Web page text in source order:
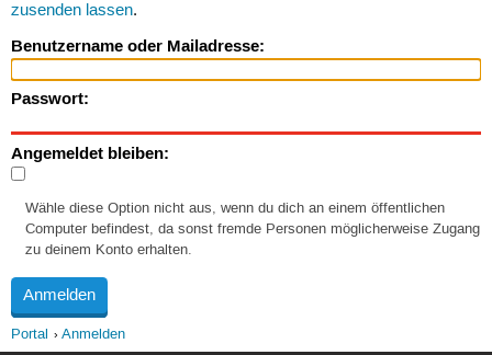
zusenden lassen.
Benutzername oder Mailadresse:
Passwort:
Angemeldet bleiben:
Wähle diese Option nicht aus, wenn du dich an einem öffentlichen
Computer befindest, da sonst fremde Personen möglicherweise Zugang
zu deinem Konto erhalten.
Portal Anmelden